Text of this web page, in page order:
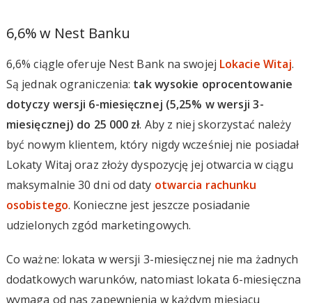
6,6% w Nest Banku
6,6% ciągle oferuje Nest Bank na swojej Lokacie Witaj.
Są jednak ograniczenia: tak wysokie oprocentowanie
dotyczy wersji 6-miesięcznej (5,25% w wersji 3-
miesięcznej) do 25 000 zł. Aby z niej skorzystać należy
być nowym klientem, który nigdy wcześniej nie posiadał
Lokaty Witaj oraz złoży dyspozycję jej otwarcia w ciągu
maksymalnie 30 dni od daty otwarcia rachunku
osobistego. Konieczne jest jeszcze posiadanie
udzielonych zgód marketingowych.
Co ważne: lokata w wersji 3-miesięcznej nie ma żadnych
dodatkowych warunków, natomiast lokata 6-miesięczna
wymaga od nas zapewnienia w każdym miesiącu